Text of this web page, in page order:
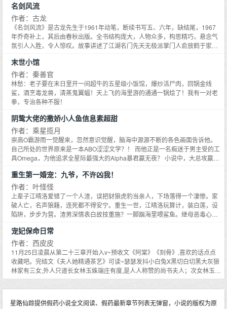
凡，决定凑上一脚 至于结果，就在不担保范围内了 爱情啊!没有逻辑，不讲道
理…
名剑风流
作者：古龙
《名剑风流》是古龙先生于1961年动笔，断续书写五、六年，缺结尾，1967
年乔奇补上，其后由春秋出版。全书结构庞大，人物众多，构思精巧，悬念气
氛引人入胜，令人惊叹。故事讲述了江湖名门先天无极派掌门人俞放鹤于家中
知父亲的好友也一一被人杀害。而最让人难以置信的是就在同一天晚上，这些
人却又奇迹般的起死回生。是有人恶意的玩笑，还是这复生背后隐藏了不为人
知的阴谋？武侠小说《名剑风流》是古龙先生于1966年创作，结尾部分由乔奇
代笔。全书分上中下三册，共四十章；人物众多，构思精巧，环环相扣的悬念
引人入胜。现有四个版本的电视剧已被搬上荧幕。
末世小馆
作者：秦善官
林愁：老子要在末日里开一间超牛的五星级小饭馆，爆炒活尸肉，回锅金线
鲨，酒烹毒龙兽，清蒸鬼翼蝠！天上飞的海里游的通通一锅烩了！我有一对老
拳，专治各种不服！
阴鸷大佬的撒娇小人鱼信息素超甜
作者：乘星揽月
崇高O霸游雨一觉醒来，忽然意识觉醒，脑海中源源不断的各色画面告诉他。
自己所处的世界原来是一本ABO涩涩文学？！ 而他正是一名痴迷于男主受的工
具Omega，为他追求全星际最强大的Alpha暴君嬴无夜？ 小说中，大总攻嬴无
山高中到各大军校，再到宇宙联邦全部被他轮了一个遍，而美O战神游雨也不
例外。 他就死在替男主受写情书又送情书的当晚 觉醒意识的游雨拿着情书就
跑，可偏偏在那一刻，他二次分化成了ABO中罕见的顶级异类Omega人鱼O！
灵动的歌声、耀眼的珍珠、顶级的能力、超神的机甲这些，他暂时都没有
^o^（后面会有哒！） 唯一有的就是一条蛊惑人心的璀璨鱼尾、我见犹怜的金
嬴家一条血路的最强继承人，崇山高中校霸加校草，帝国联邦顶级战斗武器。
因为血统问题，最终都将走向癫狂暴虐、孤家寡人，被民间戏称为暴君。 所以
众O只敢远观，完全不敢靠近... 直到有一天，他在校园的泳池内捕获了一条人
鱼 灿烂的鳞片遮住了人鱼的脸，迷醉的信息素一股一股的涌出来，将泳池都染
成了一片旖旎。 鳍爪紧张的抓着他的领口，每一片鳞片都颤抖不已，他窝在嬴
无夜的怀中娇弱的喊着。 抱抱抱抱 ！ 当晚，暴君嬴无夜没忍住，在水里就把
班蹲点！ 全校Omega彻底疯狂，竞相争做灰姑娘，妄图穿上嬴王子的水晶
重生第一婚宠：九爷，不许凶我！
作者：叶怪怪
上辈子江晴洛爱错了一个人渣，误把豺狼虎豹当亲人，下场落得一个凄惨。家
破人亡，名声狼藉，连死都不得安宁。重生一世，江晴洛玩算计，装白莲，设
陷阱，步步为营。渣男深情表白故技重施？一脚踹海里喂鲨鱼。继母恶毒心
99999整容套餐，疯人院体验生活！顺带拐了华国最尊贵的男人顾九爷当靠
山：我看上你了，便宜你了！顾九爷扯了扯领带，暗沉的凤眸邪肆无比：都知
道我活不了多久，你嫁给我，到底谁便宜谁？
宠妃保命日常
作者：西皮皮
11月25日凌晨从第二十三章开始入v~预收文《阿棠》《刻骨》,喜欢的话点点
收藏吧。完结文《夫人她精通茶艺》可读~瑟瑟发抖小白兔X黑切白切黑大灰狼
林家有三女,外人只道长女林玉姝端庄有度,是人人称赞的尚书夫人；次女林玉宜
文采出众,同新科状元一对璧人。幺女林玉仙同样盛名在外,只是这名声却不大好
听。真真就是个狐媚惑主的妖妃。无品行、无才学,只空有一副妖精皮囊……陛
包括那个对她宠爱无度的皇帝也掐住她的脖子,红着双眼让她同他一起死……林
星路仙踪提供假药小说全文阅读、假药最新章节列表无弹窗，小说的版权为原